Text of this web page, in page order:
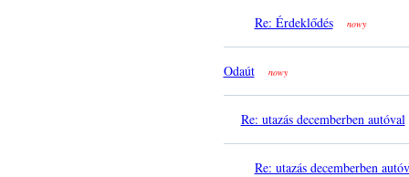
Re: Érdeklődés nowy
Odaút nowy
Re: utazás decemberben autóval
Re: utazás decemberben